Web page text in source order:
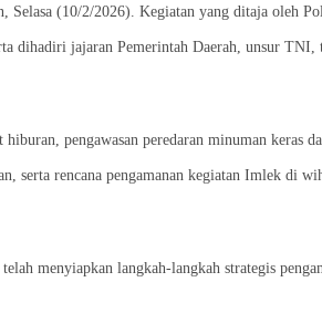
(10/2/2026). Kegiatan yang ditaja oleh
dihadiri jajaran Pemerintah Daerah, unsur TNI,
pengawasan peredaran minuman keras
serta rencana pengamanan kegiatan Imlek di
menyiapkan langkah-langkah strategis